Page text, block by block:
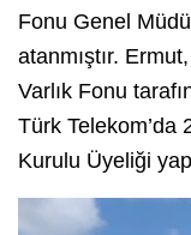
Fonu Genel
atanmıştır.
Varlık Fonu
Türk Telekom’da
Kurulu Üyeliği